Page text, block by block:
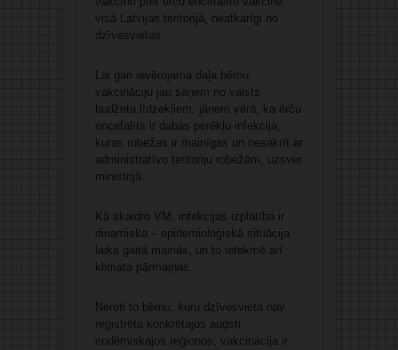
visā Latvijas teritorijā, neatkarīgi no
dzīvesvietas.
Lai gan ievērojama daļa bērnu
vakcināciju jau saņem no valsts
budžeta līdzekļiem, jāņem vērā, ka ērču
encefalīts ir dabas perēkļu infekcija,
kuras robežas ir mainīgas un nesakrīt ar
administratīvo teritoriju robežām, uzsver
ministrijā.
Kā skaidro VM, infekcijas izplatība ir
dinamiska – epidemioloģiskā situācija
laika gaitā mainās, un to ietekmē arī
klimata pārmaiņas.
Nereti to bērnu, kuru dzīvesvieta nav
reģistrēta konkrētajos augsti
endēmiskajos reģionos, vakcinācija ir